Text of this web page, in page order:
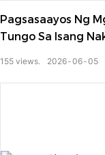
Pagsasaayos Ng
Tungo Sa Isang
2026 06 05
155 views.